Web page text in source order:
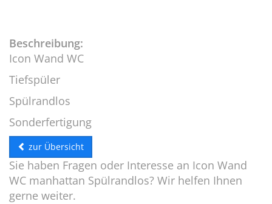
Beschreibung:
Icon Wand WC
Tiefspüler
Spülrandlos
Sonderfertigung
zur Übersicht
Sie haben Fragen oder Interesse an Icon Wand
WC manhattan Spülrandlos? Wir helfen Ihnen
gerne weiter.